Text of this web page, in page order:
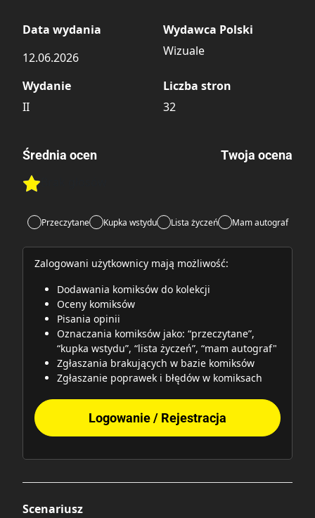
Data wydania
12.06.2026
Wydawca Polski
Wizuale
Wydanie
II
Liczba stron
32
Średnia ocen
Rate this item:
Twoja ocena
Przeczytane Kupka wstydu Lista życzeń Mam autograf
Zalogowani użytkownicy mają możliwość:
Dodawania komiksów do kolekcji
Oceny komiksów
Pisania opinii
Oznaczania komiksów jako: “przeczytane”,
“kupka wstydu”, “lista życzeń”, “mam autograf"
Zgłaszania brakujących w bazie komiksów
Zgłaszanie poprawek i błędów w komiksach
Logowanie / Rejestracja
Scenariusz